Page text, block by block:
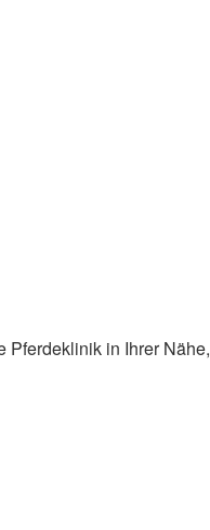
Pferdeklinik in Ihrer Nähe,